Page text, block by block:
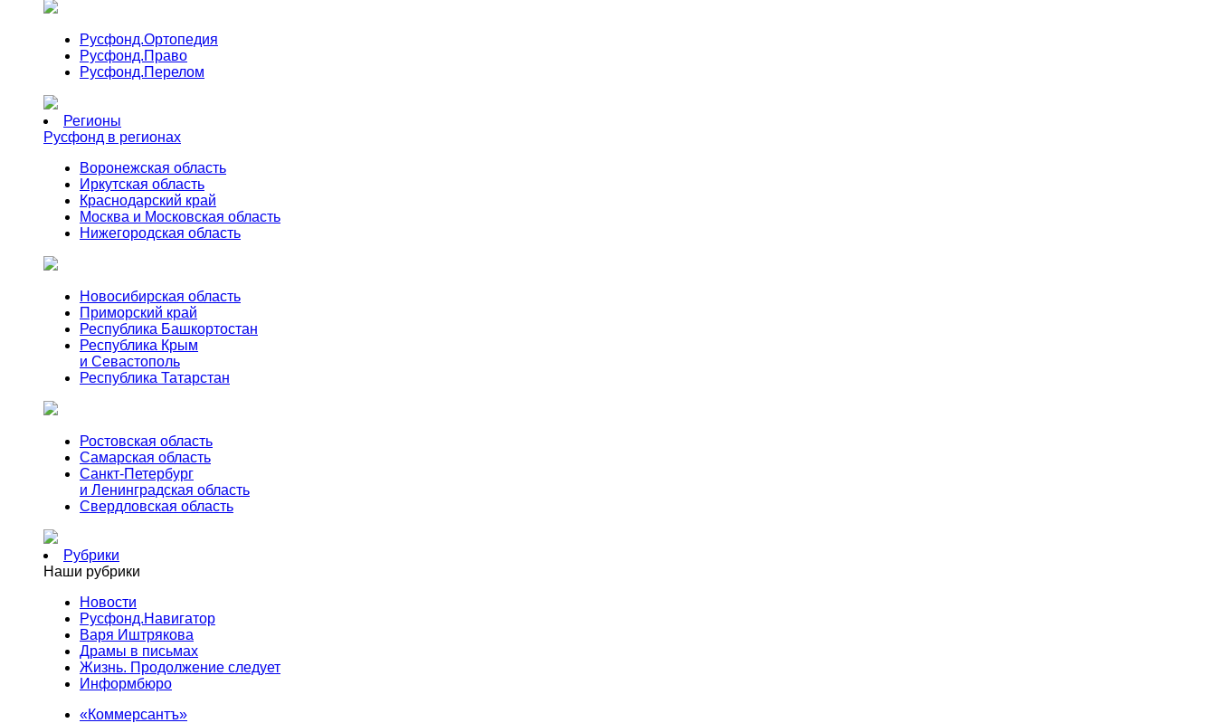
Русфонд.Ортопедия
Русфонд.Право
Русфонд.Перелом
Регионы
Русфонд в регионах
Воронежская область
Иркутская область
Краснодарский край
Москва и Московская область
Нижегородская область
Новосибирская область
Приморский край
Республика Башкортостан
Республика Крым
и Севастополь
Республика Татарстан
Ростовская область
Самарская область
Санкт-Петербург
и Ленинградская область
Свердловская область
Рубрики
Наши рубрики
Новости
Русфонд.Навигатор
Варя Иштрякова
Драмы в письмах
Жизнь. Продолжение следует
Информбюро
«Коммерсантъ»